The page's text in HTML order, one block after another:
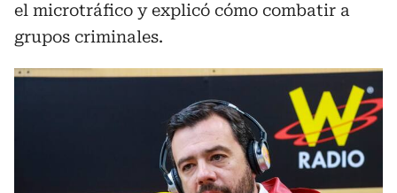
el microtráfico y explicó cómo combatir a
grupos criminales.